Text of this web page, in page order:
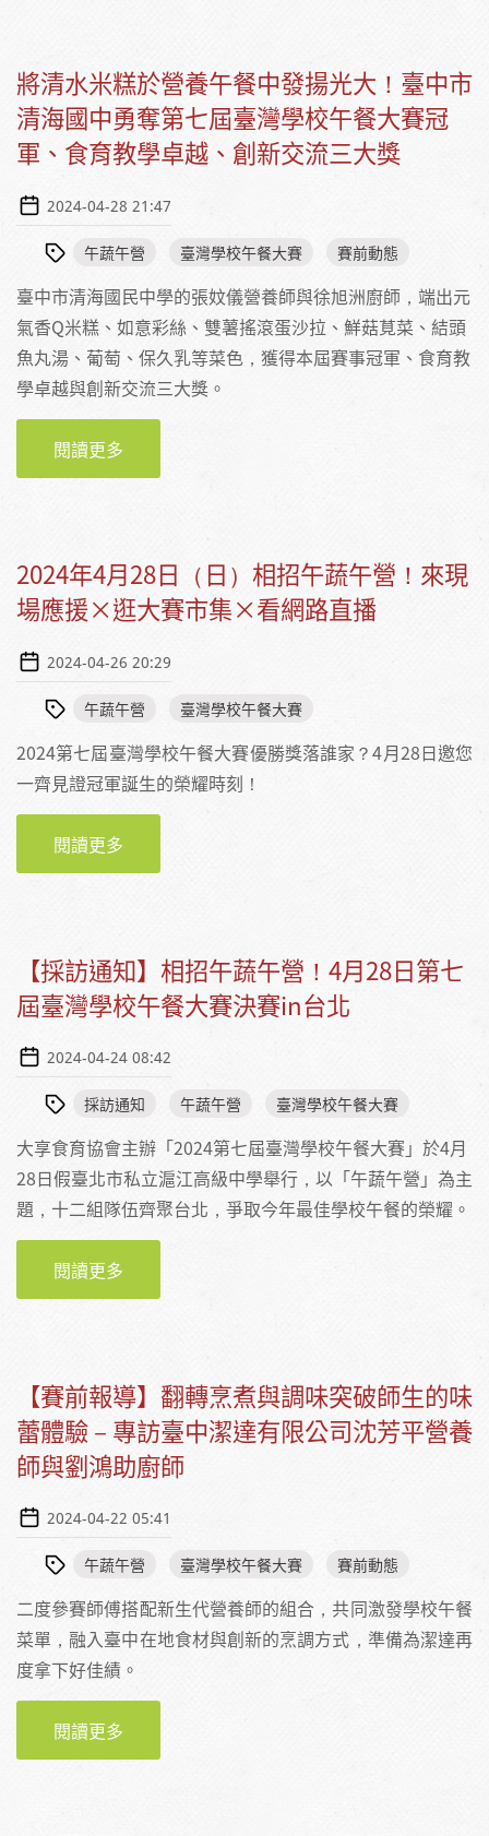
將清水米糕於營養午餐中發揚光大！臺中市
清海國中勇奪第七屆臺灣學校午餐大賽冠
軍、食育教學卓越、創新交流三大獎
2024-04-28 21:47
午蔬午營 臺灣學校午餐大賽 賽前動態
臺中市清海國民中學的張妏儀營養師與徐旭洲廚師，端出元
氣香Q米糕、如意彩絲、雙薯搖滾蛋沙拉、鮮菇莧菜、結頭
魚丸湯、葡萄、保久乳等菜色，獲得本屆賽事冠軍、食育教
學卓越與創新交流三大獎。
閱讀更多
市清海國中勇奪第七屆臺灣學校午餐大賽冠
2024年4月28日（日）相招午蔬午營！來現
場應援×逛大賽市集×看網路直播
2024-04-26 20:29
午蔬午營 臺灣學校午餐大賽
2024第七屆臺灣學校午餐大賽優勝獎落誰家？4月28日邀您
一齊見證冠軍誕生的榮耀時刻！
閱讀更多
場應援×逛大賽市集×看網路直播
【採訪通知】相招午蔬午營！4月28日第七
屆臺灣學校午餐大賽決賽in台北
2024-04-24 08:42
採訪通知 午蔬午營 臺灣學校午餐大賽
大享食育協會主辦「2024第七屆臺灣學校午餐大賽」於4月
28日假臺北市私立滬江高級中學舉行，以「午蔬午營」為主
題，十二組隊伍齊聚台北，爭取今年最佳學校午餐的榮耀。
閱讀更多
屆臺灣學校午餐大賽決賽IN台北
【賽前報導】翻轉烹煮與調味突破師生的味
蕾體驗－專訪臺中潔達有限公司沈芳平營養
師與劉鴻助廚師
2024-04-22 05:41
午蔬午營 臺灣學校午餐大賽 賽前動態
二度參賽師傅搭配新生代營養師的組合，共同激發學校午餐
菜單，融入臺中在地食材與創新的烹調方式，準備為潔達再
度拿下好佳績。
閱讀更多
味蕾體驗－專訪臺中潔達有限公司沈芳平營養